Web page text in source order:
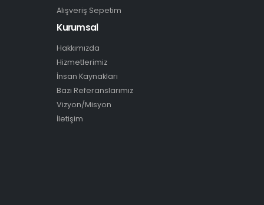
Alışveriş Sepetim
Kurumsal
Hakkımızda
Hizmetlerimiz
İnsan Kaynakları
Bazı Referanslarımız
Vizyon/Misyon
İletişim